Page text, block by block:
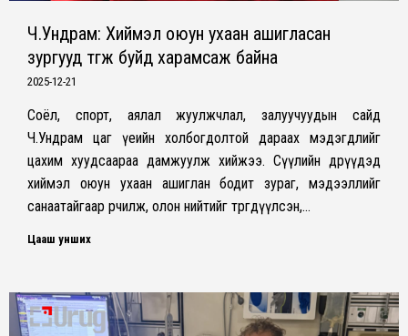
Ч.Ундрам: Хиймэл оюун ухаан ашигласан
зургууд түгж буйд харамсаж байна
2025-12-21
Соёл, спорт, аялал жуулжчлал, залуучуудын сайд
Ч.Ундрам цаг үеийн холбогдолтой дараах мэдэгдлийг
цахим хуудсаараа дамжуулж хийжээ. Сүүлийн өдрүүдэд
хиймэл оюун ухаан ашиглан бодит зураг, мэдээллийг
санаатайгаар өөрчилж, олон нийтийг төөрөгдүүлсэн,…
Цааш унших